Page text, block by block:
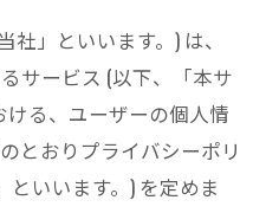
社」といいます。) は、
サービス (以下、「本サ
ける、ユーザーの個人情
とおりプライバシーポリ
いいます。) を定めま